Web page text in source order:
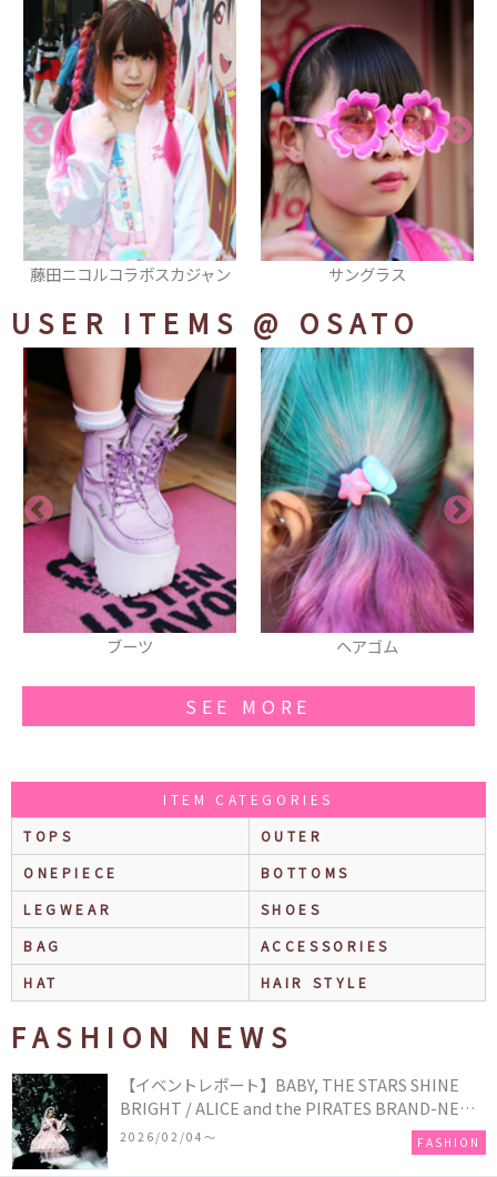
サングラス パーカ
USER ITEMS @ OSATO
ヘアゴム ネックレス
SEE MORE
ITEM CATEGORIES
TOPS
OUTER
ONEPIECE
BOTTOMS
LEGWEAR
SHOES
BAG
ACCESSORIES
HAT
HAIR STYLE
FASHION NEWS
【イベントレポート】BABY, THE STARS SHINE
BRIGHT / ALICE and the PIRATES BRAND-NEW
COLLECTION in TOKYO
2026/02/04〜 FASHION